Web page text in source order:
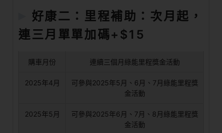
好康二：里程補助：次月起，
連三月單單加碼+$15
購車月份 連續三個月綠能里程獎金活動
2025年4月
可參與2025年5月、6月、7月綠能里程獎
金活動
2025年5月
可參與2025年6月、7月、8月綠能里程獎
金活動